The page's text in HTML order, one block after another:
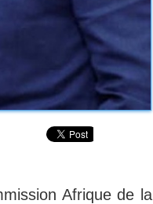
Afrique de la